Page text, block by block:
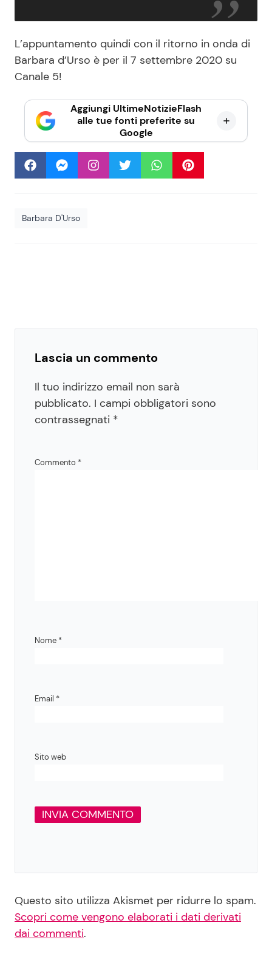
L’appuntamento quindi con il ritorno in onda di
Barbara d’Urso è per il 7 settembre 2020 su
Canale 5!
Aggiungi UltimeNotizieFlash
alle tue fonti preferite su
Google
Barbara D'Urso
Lascia un commento
Il tuo indirizzo email non sarà
pubblicato. I campi obbligatori sono
contrassegnati *
Commento *
Nome *
Email *
Sito web
Questo sito utilizza Akismet per ridurre lo spam.
Scopri come vengono elaborati i dati derivati
dai commenti.